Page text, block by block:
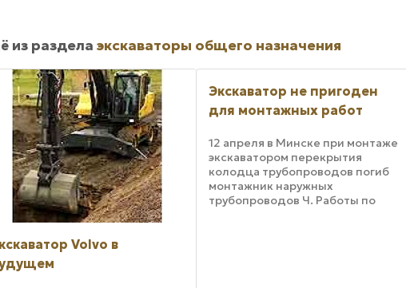
из раздела экскаваторы общего назначения
Volvo в
Экскаватор не пригоден
для монтажных работ
12 апреля в Минске при монтаже
экскаватором перекрытия
колодца трубопроводов погиб
монтажник наружных
трубопроводов Ч. Работы по